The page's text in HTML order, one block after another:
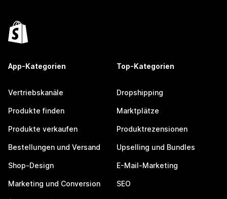
App-Kategorien
Vertriebskanäle
Produkte finden
Produkte verkaufen
Bestellungen und Versand
Shop-Design
Marketing und Conversion
Top-Kategorien
Dropshipping
Marktplätze
Produktrezensionen
Upselling und Bundles
E-Mail-Marketing
SEO